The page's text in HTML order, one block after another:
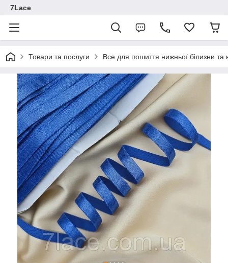
7Lace
Товари та послуги Все для пошиття нижньої білизни та